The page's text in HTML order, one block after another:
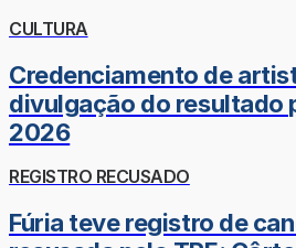
CULTURA
Credenciamento de
divulgação do resultado
2026
REGISTRO RECUSADO
Fúria teve registro de